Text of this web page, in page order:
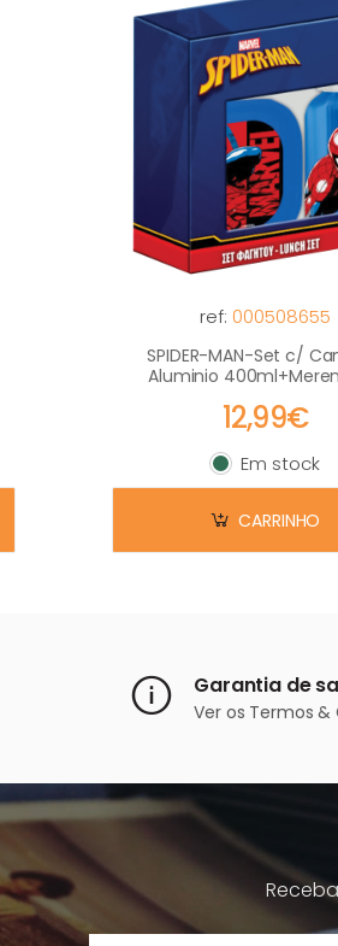
ref: 000508655
SPIDER-MAN-Set c/
Aluminio
12,99€
Em stock
Em stock
CARRINHO
Garantia de
Ver os Termos &